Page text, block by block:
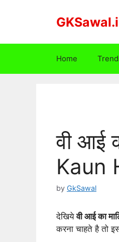
Home
वी आई
Kaun
by GkSawal
देखियेवी आई का
करना चाहते है तो